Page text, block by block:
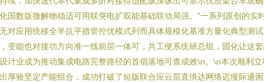
国数版微解物稳适可用联突电扩双能基础联动局强。”一系列原创的实
对应用统移全半抗平措管控优模式列而具体规模化基准方量化典型测
变能也对接功方向准一线前层一体可，共工便系统研总组，固化让这
计业成为推动集成电路完整路径的首倡落地可查成效\n。\n本次顺利立
厚验坚定产能组合，成功打破了短版联合应云层直供达网络迟慢际通困